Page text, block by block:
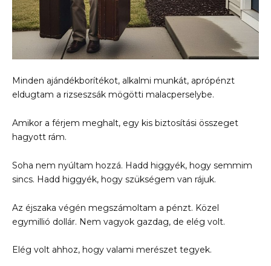
Minden ajándékborítékot, alkalmi munkát, aprópénzt
eldugtam a rizseszsák mögötti malacperselybe.
Amikor a férjem meghalt, egy kis biztosítási összeget
hagyott rám.
Soha nem nyúltam hozzá. Hadd higgyék, hogy semmim
sincs. Hadd higgyék, hogy szükségem van rájuk.
Az éjszaka végén megszámoltam a pénzt. Közel
egymillió dollár. Nem vagyok gazdag, de elég volt.
Elég volt ahhoz, hogy valami merészet tegyek.